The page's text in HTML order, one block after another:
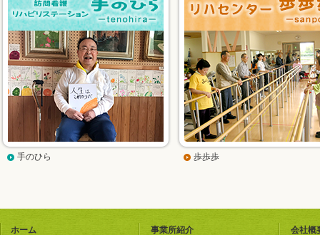
手のひら 歩歩歩
ホーム 事業所紹介 会社概